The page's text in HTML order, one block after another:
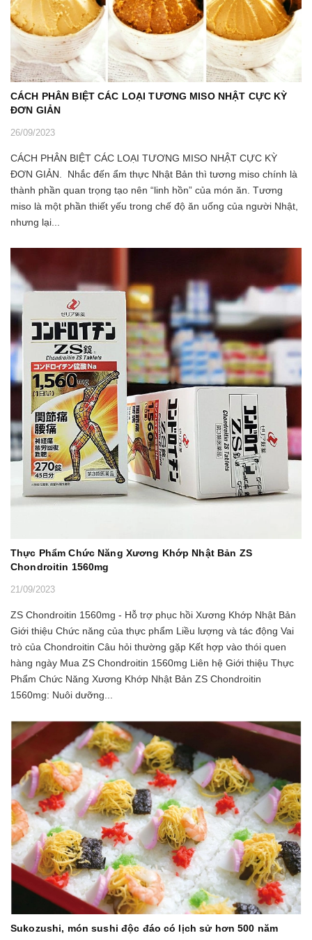
CÁCH PHÂN BIỆT CÁC LOẠI TƯƠNG MISO NHẬT CỰC KỲ
ĐƠN GIẢN
26/09/2023
CÁCH PHÂN BIỆT CÁC LOẠI TƯƠNG MISO NHẬT CỰC KỲ
ĐƠN GIẢN. Nhắc đến ẩm thực Nhật Bản thì tương miso chính là
thành phần quan trọng tạo nên “linh hồn” của món ăn. Tương
miso là một phần thiết yếu trong chế độ ăn uống của người Nhật,
nhưng lại...
Thực Phẩm Chức Năng Xương Khớp Nhật Bản ZS
Chondroitin 1560mg
21/09/2023
ZS Chondroitin 1560mg - Hỗ trợ phục hồi Xương Khớp Nhật Bản
Giới thiệu Chức năng của thực phẩm Liều lượng và tác động Vai
trò của Chondroitin Câu hỏi thường gặp Kết hợp vào thói quen
hàng ngày Mua ZS Chondroitin 1560mg Liên hệ Giới thiệu Thực
Phẩm Chức Năng Xương Khớp Nhật Bản ZS Chondroitin
1560mg: Nuôi dưỡng...
Sukozushi, món sushi độc đáo có lịch sử hơn 500 năm